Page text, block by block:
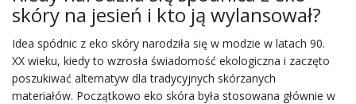
skóry na jesień i kto ją wylansował?
Idea spódnic z eko skóry narodziła się w modzie w latach 90.
XX wieku, kiedy to wzrosła świadomość ekologiczna i zaczęto
poszukiwać alternatyw dla tradycyjnych skórzanych
materiałów. Początkowo eko skóra była stosowana głównie w